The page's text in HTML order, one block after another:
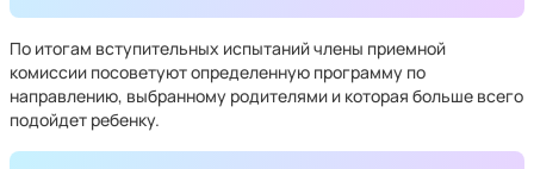
По итогам вступительных испытаний члены приемной
комиссии посоветуют определенную программу по
направлению, выбранному родителями и которая больше всего
подойдет ребенку.